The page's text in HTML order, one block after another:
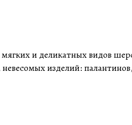
и деликатных видов
изделий: